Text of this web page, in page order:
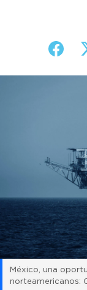
México, una
norteamericanos: